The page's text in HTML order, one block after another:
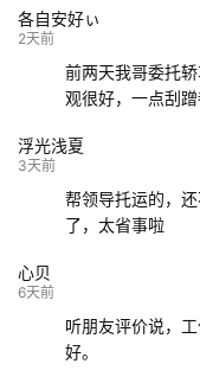
各自安好ぃ
2天前
前两天我哥委托
观很好，一点刮
浮光浅夏
3天前
帮领导托运的，
了，太省事啦
心贝
6天前
听朋友评价说，
好。